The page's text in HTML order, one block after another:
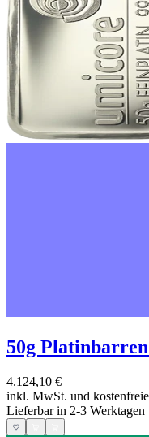
50g
4.124,10 €
inkl. MwSt. und
Lieferbar in 2-3 Werktagen